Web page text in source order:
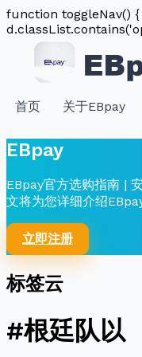
function toggleNav()
首页 关于EBpay
EBpay
EBpay官方选购指南 |
文将为您详细介绍
立即注册
标签云
#根廷队以